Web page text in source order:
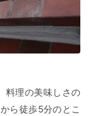
料理の美味しさの
ら徒歩5分のとこ